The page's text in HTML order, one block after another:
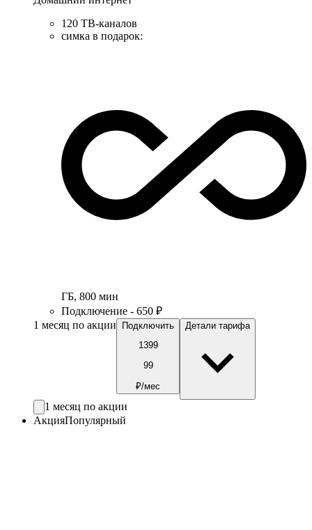
120 ТВ-каналов
симка в подарок:
ГБ, 800 мин
Подключение - 650 ₽
1 месяц по акции
Подключить
1399
99
₽/мес
Детали тарифа
1 месяц по акции
АкцияПопулярный